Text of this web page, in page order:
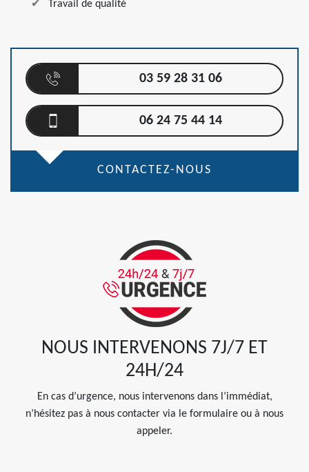
Travail de qualité
03 59 28 31 06
06 24 75 44 14
CONTACTEZ-NOUS
NOUS INTERVENONS 7J/7 ET
24H/24
En cas d’urgence, nous intervenons dans l’immédiat,
n’hésitez pas à nous contacter via le formulaire ou à nous
appeler.